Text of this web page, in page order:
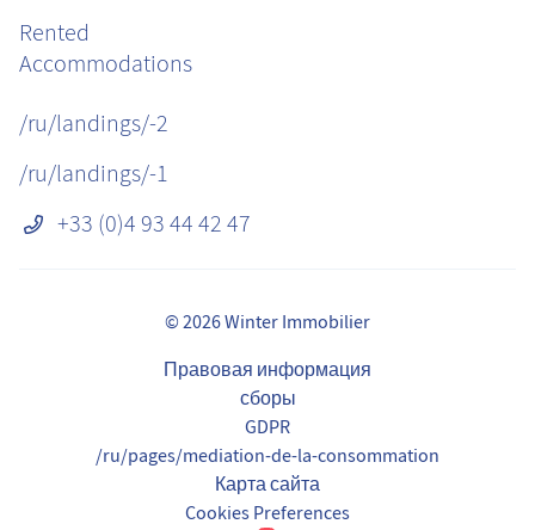
Rented
Accommodations
/ru/landings/-2
/ru/landings/-1
+33 (0)4 93 44 42 47
© 2026 Winter Immobilier
Правовая информация
сборы
GDPR
/ru/pages/mediation-de-la-consommation
Карта сайта
Cookies Preferences